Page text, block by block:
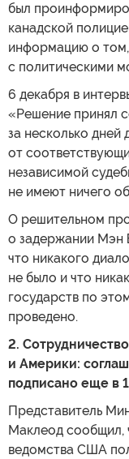
был
канадской
информацию о том,
с политическими
6 декабря в
«Решение принял
за несколько
от
независимой
не имеют ничего
О решительном
о задержании Мэн
что никакого
не было и что
государств по
проведено.
2.
и Америки:
подписано еще в
Представитель
Маклеод сообщил,
ведомства США